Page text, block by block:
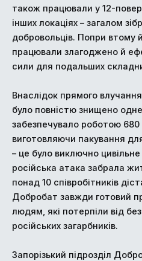
також працювали у 12-
інших локаціях – загалом
добровольців. Попри втому
працювали злагоджено й
сили для подальших
Внаслідок прямого
було повністю знищено
забезпечувало роботою 680
виготовляючи пакування
– це було виключно
російська атака забрала
понад 10 співробітників
Добробат завжди готовий
людям, які потерпіли від
російських загарбників.
Запорізький підрозділ